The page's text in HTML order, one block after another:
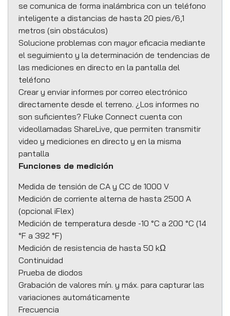
se comunica de forma inalámbrica con un teléfono
inteligente a distancias de hasta 20 pies/6,1
metros (sin obstáculos)
Solucione problemas con mayor eficacia mediante
el seguimiento y la determinación de tendencias de
las mediciones en directo en la pantalla del
teléfono
Crear y enviar informes por correo electrónico
directamente desde el terreno. ¿Los informes no
son suficientes? Fluke Connect cuenta con
videollamadas ShareLive, que permiten transmitir
video y mediciones en directo y en la misma
pantalla
Funciones de medición
Medida de tensión de CA y CC de 1000 V
Medición de corriente alterna de hasta 2500 A
(opcional iFlex)
Medición de temperatura desde -10 °C a 200 °C (14
°F a 392 °F)
Medición de resistencia de hasta 50 kΩ
Continuidad
Prueba de diodos
Grabación de valores mín. y máx. para capturar las
variaciones automáticamente
Frecuencia